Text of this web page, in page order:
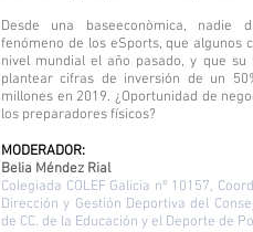
Desde una baseeconòmica, nadie
fenómeno de los eSports, que algunos
nivel mundial el año pasado, y que
plantear cifras de inversión de un
millones en 2019. ¿Oportunidad de
los preparadores físicos?
MODERADOR:
Belia Méndez Rial
Colegiada COLEF Galicia nº 10157,
Dirección y Gestión Deportiva del
de CC. de la Educación y el Deporte de